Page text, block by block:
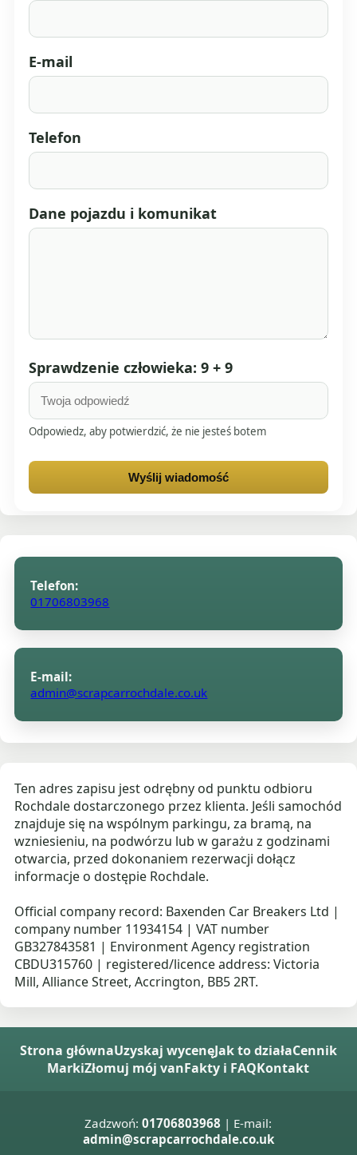
E-mail
Telefon
Dane pojazdu i komunikat
Sprawdzenie człowieka: 9 + 9
Odpowiedz, aby potwierdzić, że nie jesteś botem
Wyślij wiadomość
Telefon:
01706803968
E-mail:
admin@scrapcarrochdale.co.uk
Ten adres zapisu jest odrębny od punktu odbioru
Rochdale dostarczonego przez klienta. Jeśli samochód
znajduje się na wspólnym parkingu, za bramą, na
wzniesieniu, na podwórzu lub w garażu z godzinami
otwarcia, przed dokonaniem rezerwacji dołącz
informacje o dostępie Rochdale.
Official company record: Baxenden Car Breakers Ltd |
company number 11934154 | VAT number
GB327843581 | Environment Agency registration
CBDU315760 | registered/licence address: Victoria
Mill, Alliance Street, Accrington, BB5 2RT.
Strona głównaUzyskaj wycenęJak to działaCennik
MarkiZłomuj mój vanFakty i FAQKontakt
Zadzwoń:01706803968 | E-mail:
admin@scrapcarrochdale.co.uk